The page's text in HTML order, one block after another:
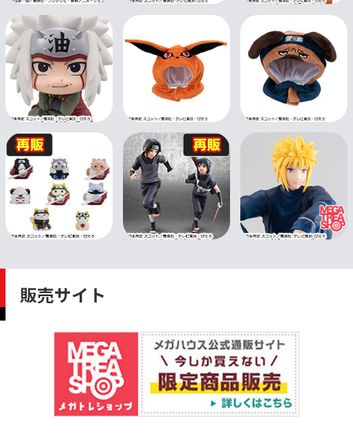
販売サイト